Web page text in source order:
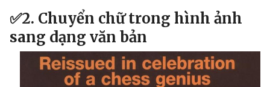
✅2. Chuyển chữ trong hình ảnh
sang dạng văn bản